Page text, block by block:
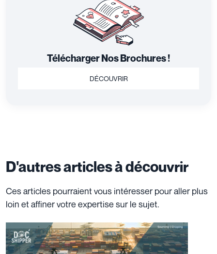
Télécharger Nos Brochures !
DÉCOUVRIR
D'autres articles à découvrir
Ces articles pourraient vous intéresser pour aller plus
loin et affiner votre expertise sur le sujet.